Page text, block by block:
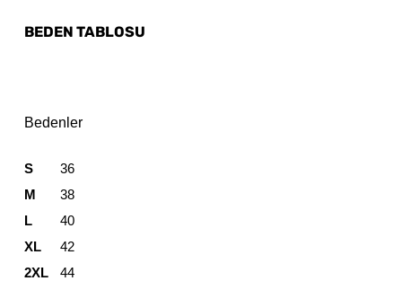
BEDEN TABLOSU
Bedenler
S
36
M
38
L
40
XL
42
2XL
44